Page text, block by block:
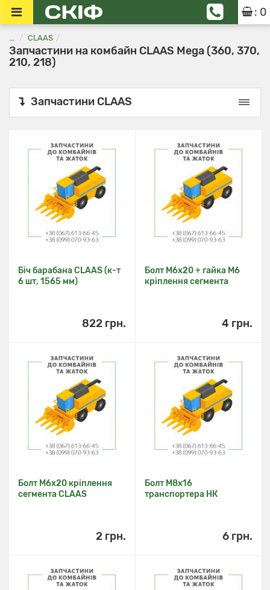
: 0
... CLAAS
Запчастини на комбайн CLAAS Mega (360, 370,
210, 218)
Запчастини CLAAS
Біч барабана CLAAS (к-т
6 шт, 1565 мм)
822 грн.
Болт M6x20 + гайка M6
кріплення сегмента
4 грн.
Болт М6х20 кріплення
сегмента CLAAS
2 грн.
Болт М8х16
транспортера НК
6 грн.